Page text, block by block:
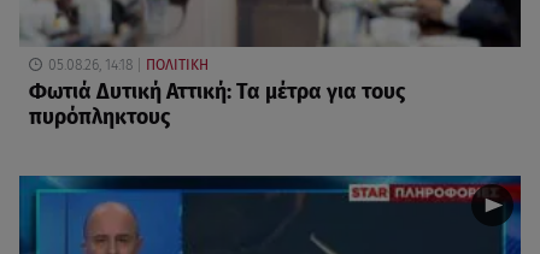
05.08.26, 14:18 ΠΟΛΙΤΙΚΗ
Φωτιά Δυτική Αττική: Τα μέτρα για τους
πυρόπληκτους